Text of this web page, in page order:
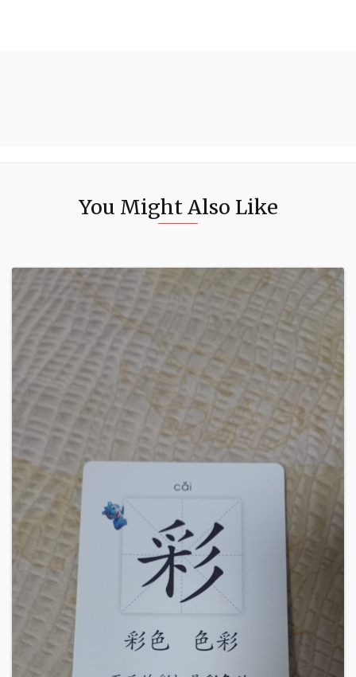
You Might Also Like